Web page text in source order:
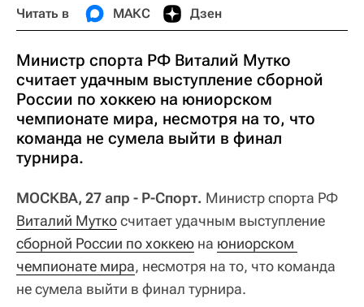
Читать в МАКС Дзен
Министр спорта РФ Виталий Мутко
считает удачным выступление сборной
России по хоккею на юниорском
чемпионате мира, несмотря на то, что
команда не сумела выйти в финал
турнира.
МОСКВА, 27 апр - Р-Спорт. Министр спорта РФ
Виталий Муткосчитает удачным выступление
сборной России по хоккею на юниорском
чемпионате мира, несмотря на то, что команда
не сумела выйти в финал турнира.